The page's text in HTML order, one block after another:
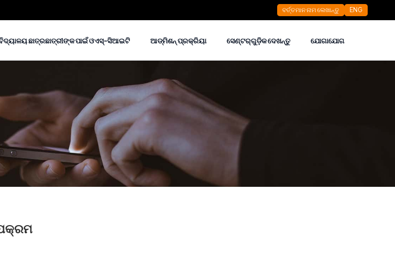
ବର୍ତ୍ତମାନ ନାମ ଲେଖାନ୍ତୁ ENG
ଛାତ୍ରଛାତ୍ରୀଙ୍କ ପାଇଁ ଓଏସ୍-ସିଆଇଟି ଆଡ୍᠎᠎᠎ମିଶନ୍ ପ୍ରକ୍ରିୟା ସେଣ୍ଟର୍᠎᠎ଗୁଡ଼ିକ ଦେଖନ୍ତୁ ଯୋଗାଯୋଗ